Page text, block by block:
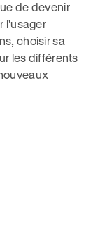
de devenir
l'usager
choisir sa
les différents